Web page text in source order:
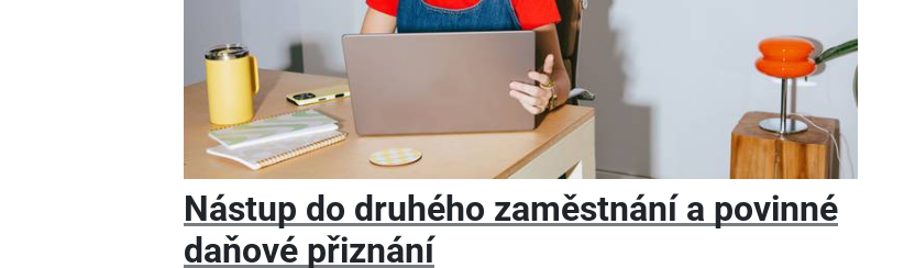
Nástup do druhého zaměstnání a povinné
daňové přiznání